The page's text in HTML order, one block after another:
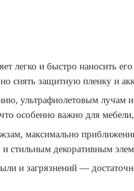
легко и быстро наносить
снять защитную пленку и
ультрафиолетовым
особенно важно для
максимально
стильным декоративным
и загрязнений —